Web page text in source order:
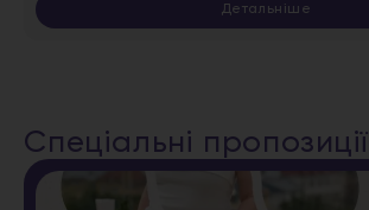
Детальніше
Спеціальні пропозиції